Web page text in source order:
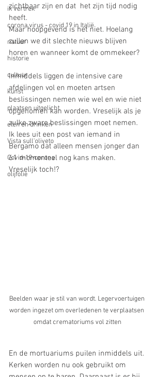
ik vertrek
corona virus - covid 19 in Italië
natuur
historie
cultuur
kunst
plaatsen uitgelicht
eten en drinken
Vista sull'oliveto
Covid-19-corona
olijfolie
zichtbaar zijn en dat  het zijn tijd nodig
heeft.
Maar hoopgevend is het niet. Hoelang
zullen we dit slechte nieuws blijven
horen en wanneer komt de ommekeer?
Inmiddels liggen de intensive care
afdelingen vol en moeten artsen
beslissingen nemen wie wel en wie niet
opgenomen kan worden. Vreselijk als je
zulke zware beslissingen moet nemen.
Ik lees uit een post van iemand in
Bergamo dat alleen mensen jonger dan
61 momenteel nog kans maken.
Vreselijk toch!?
Beelden waar je stil van wordt. Legervoertuigen
worden ingezet om overledenen te verplaatsen
omdat crematoriums vol zitten
En de mortuariums puilen inmiddels uit.
Kerken worden nu ook gebruikt om